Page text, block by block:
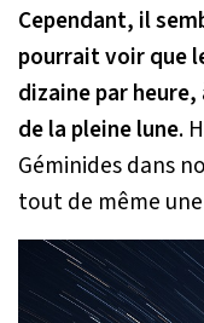
Cependant, il
pourrait voir que
dizaine par
de la pleine lune.
Géminides dans
tout de même